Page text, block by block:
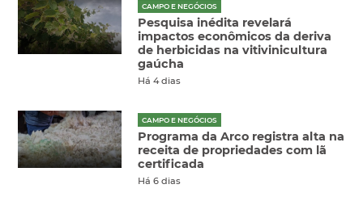
CAMPO E NEGÓCIOS
Pesquisa inédita revelará
impactos econômicos da deriva
de herbicidas na vitivinicultura
gaúcha
Há 4 dias
CAMPO E NEGÓCIOS
Programa da Arco registra alta na
receita de propriedades com lã
certificada
Há 6 dias